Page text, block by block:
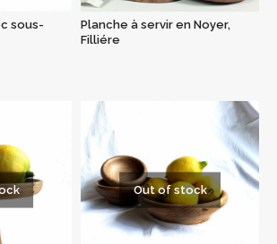
sous-
Planche à servir en Noyer,
Filliére
Out of stock